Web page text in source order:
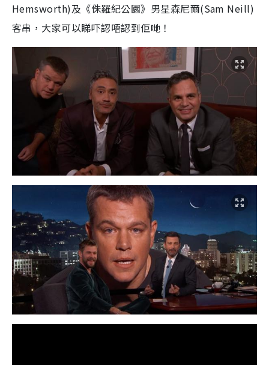
Hemsworth)及《侏羅紀公園》男星森尼爾(Sam Neill)
客串，大家可以睇吓認唔認到佢哋！